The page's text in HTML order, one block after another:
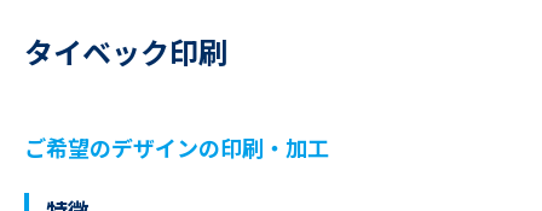
タイベック印刷
ご希望のデザインの印刷・加工